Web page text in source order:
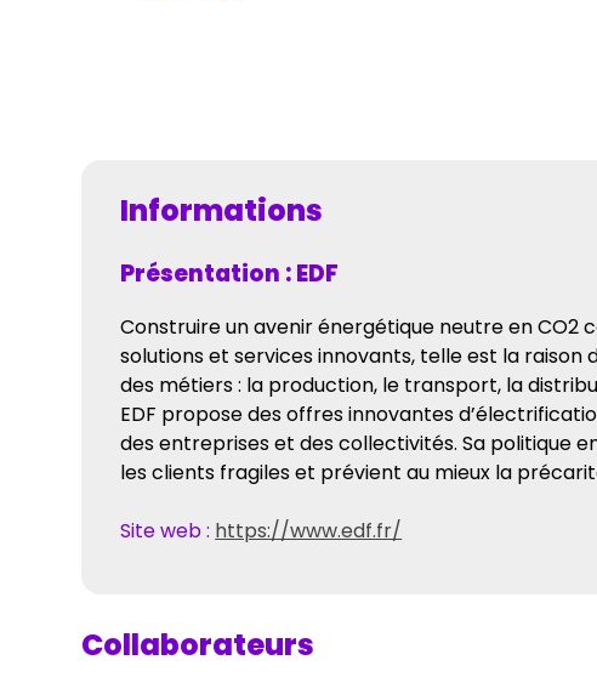
Informations
Présentation : EDF
Construire un avenir énergétique neutre en
solutions et services innovants, telle est la raison
des métiers : la production, le transport, la
EDF propose des offres innovantes
des entreprises et des collectivités. Sa politique
les clients fragiles et prévient au mieux la
Site web : https://www.edf.fr/
Collaborateurs